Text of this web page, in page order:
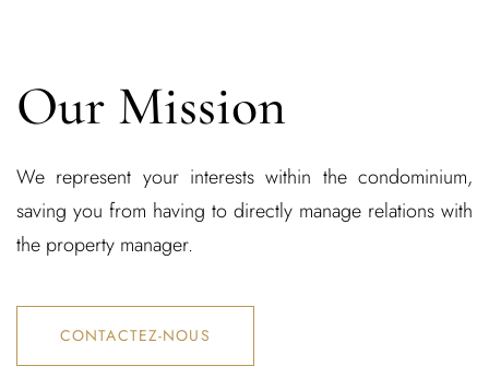
Our Mission
We represent your interests within the condominium,
saving you from having to directly manage relations with
the property manager.
CONTACTEZ-NOUS